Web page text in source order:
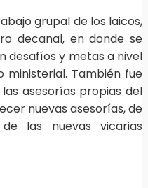
grupal de los laicos,
decanal, en donde se
desafíos y metas a nivel
También fue
asesorías propias del
nuevas asesorías, de
las nuevas vicarias